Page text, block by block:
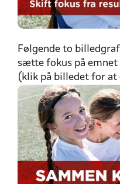
Følgende to
sætte fokus på emnet
(klik på billedet for